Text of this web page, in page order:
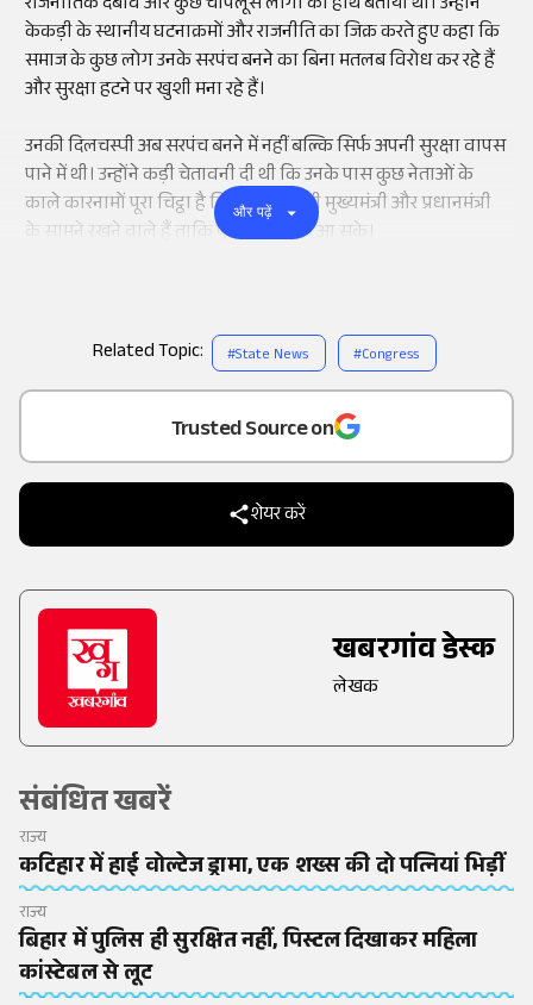
Add
as a
Trusted Source on
शेयर करें
खबरगांव डेस्क
लेखक
संबंधित खबरें
राज्य
कटिहार में हाई वोल्टेज ड्रामा, एक शख्स की दो पत्नियां भिड़ीं
राज्य
बिहार में पुलिस ही सुरक्षित नहीं, पिस्टल दिखाकर महिला
कांस्टेबल से लूट
केकड़ी के स्थानीय घटनाक्रमों और राजनीति का जिक्र करते हुए कहा कि
समाज के कुछ लोग उनके सरपंच बनने का बिना मतलब विरोध कर रहे हैं
और सुरक्षा हटने पर खुशी मना रहे हैं।
उनकी दिलचस्पी अब सरपंच बनने में नहीं बल्कि सिर्फ अपनी सुरक्षा वापस
पाने में थी। उन्होंने कड़ी चेतावनी दी थी कि उनके पास कुछ नेताओं के
काले कारनामों पूरा चिट्ठा है जिसे वह जल्द ही मुख्यमंत्री और प्रधानमंत्री
के सामने रखने वाले हैं ताकि पूरा सच सामने आ सके।
और पढ़ें
Related Topic: #State News #Congress